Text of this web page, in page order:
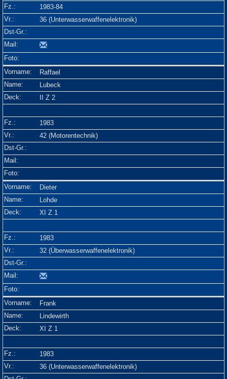
1983-84
36 (Unterwasserwaffenelektronik)
Raffael
Lubeck
II Z 2
1983
42 (Motorentechnik)
Dieter
Lohde
XI Z 1
1983
32 (Überwasserwaffenelektronik)
Frank
Lindewirth
XI Z 1
1983
36 (Unterwasserwaffenelektronik)